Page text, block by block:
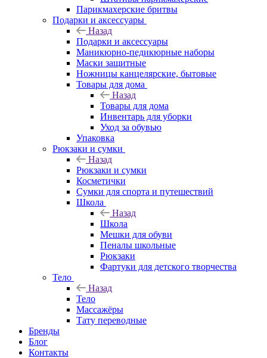
Парикмахерские бритвы
Подарки и аксессуары
Назад
Подарки и аксессуары
Маникюрно-педикюрные наборы
Маски защитные
Ножницы канцелярские, бытовые
Товары для дома
Назад
Товары для дома
Инвентарь для уборки
Уход за обувью
Упаковка
Рюкзаки и сумки
Назад
Рюкзаки и сумки
Косметички
Сумки для спорта и путешествий
Школа
Назад
Школа
Мешки для обуви
Пеналы школьные
Рюкзаки
Фартуки для детского творчества
Тело
Назад
Тело
Массажёры
Тату переводные
Бренды
Блог
Контакты